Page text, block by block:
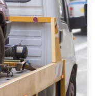
Wilt u
offerte
Vul uw
van auto's van
Audi, BMW,